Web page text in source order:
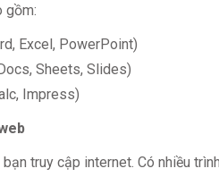
gồm:
Excel, PowerPoint)
Sheets, Slides)
Impress)
truy cập internet. Có nhiều